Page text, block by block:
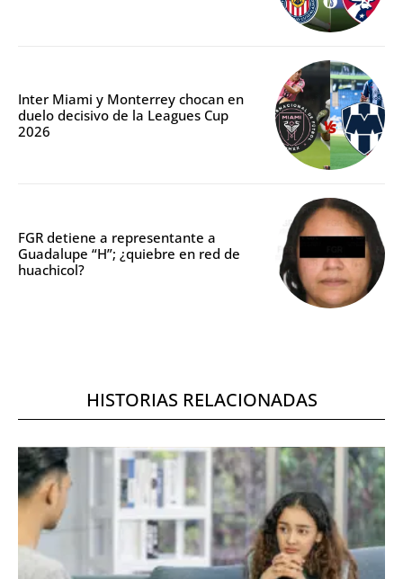
Inter Miami y Monterrey chocan en
duelo decisivo de la Leagues Cup
2026
FGR detiene a representante a
Guadalupe “H”; ¿quiebre en red de
huachicol?
HISTORIAS RELACIONADAS